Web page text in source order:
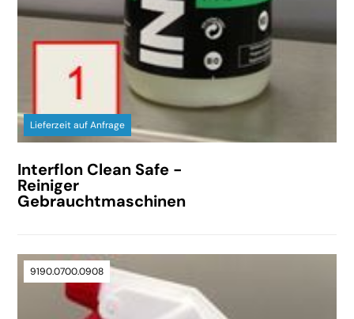
Lieferzeit auf Anfrage
Interflon Clean Safe -
Reiniger
Gebrauchtmaschinen
9190.0700.0908